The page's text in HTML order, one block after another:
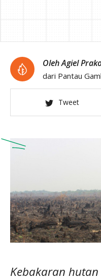
Oleh Agiel
dari Pantau
Tweet
Kebakaran